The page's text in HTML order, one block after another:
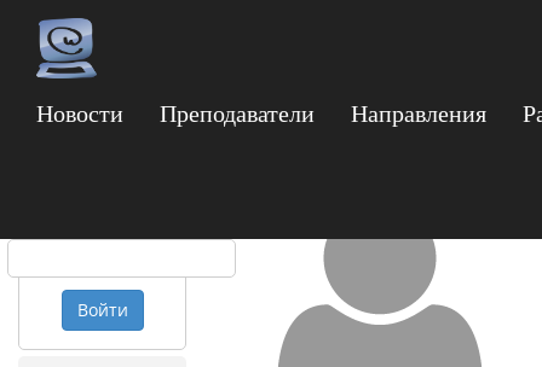
Новости Преподаватели Направления
Логин
Войти
Морозов Владимир